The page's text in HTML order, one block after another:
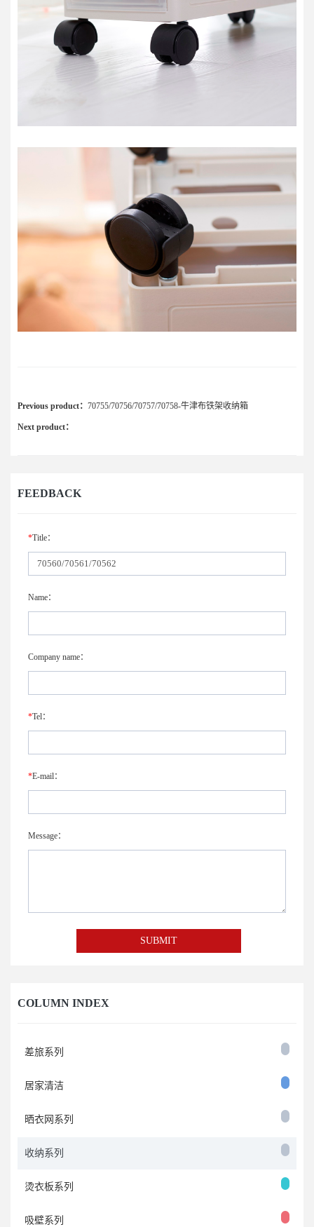
Previous product： 70755/70756/70757/70758-牛津布铁架收纳箱
Next product：
FEEDBACK
*Title：
Name：
Company name：
*Tel：
*E-mail：
Message：
SUBMIT
COLUMN INDEX
差旅系列
居家清洁
晒衣网系列
收纳系列
烫衣板系列
吸壁系列